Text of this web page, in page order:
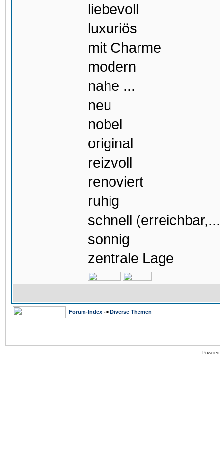
liebevoll
luxuriös
mit Charme
modern
nahe ...
neu
nobel
original
reizvoll
renoviert
ruhig
schnell
sonnig
zentrale Lage
Forum-Index -> Diverse Themen